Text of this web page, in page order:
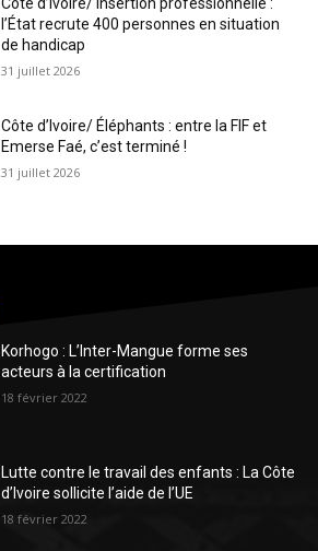
Côte d’Ivoire/ Insertion professionnelle :
l’État recrute 400 personnes en situation
de handicap
31 juillet 2026
Côte d’Ivoire/ Éléphants : entre la FIF et
Emerse Faé, c’est terminé !
31 juillet 2026
Korhogo : L’Inter-Mangue forme ses
acteurs à la certification
18 février 2022
Lutte contre le travail des enfants : La Côte
d’Ivoire sollicite l’aide de l’UE
18 février 2022